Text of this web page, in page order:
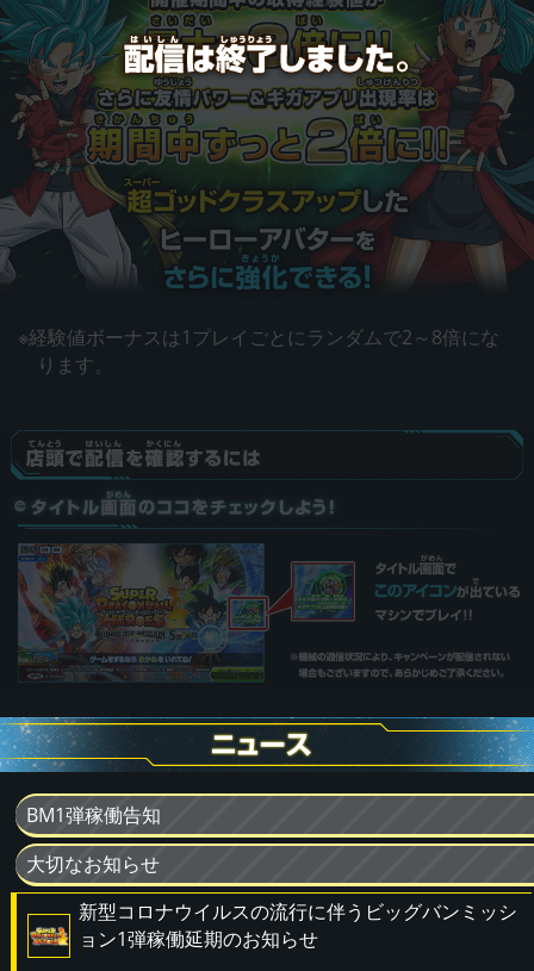
※経験値ボーナスは1プレイごとにランダムで2～8倍にな
ります。
BM1弾稼働告知
大切なお知らせ
新型コロナウイルスの流行に伴うビッグバンミッシ
ョン1弾稼働延期のお知らせ